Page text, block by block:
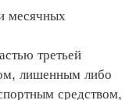
месячных
третьей
лишенным либо
средством,